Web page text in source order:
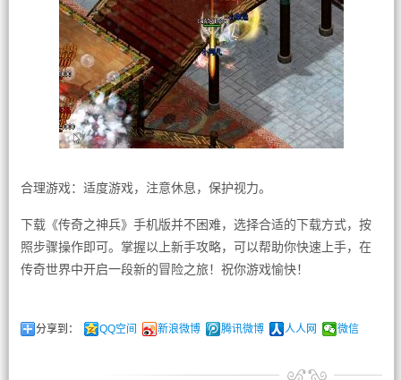
合理游戏：适度游戏，注意休息，保护视力。
下载《传奇之神兵》手机版并不困难，选择合适的下载方式，按
照步骤操作即可。掌握以上新手攻略，可以帮助你快速上手，在
传奇世界中开启一段新的冒险之旅！祝你游戏愉快！
分享到： QQ空间 新浪微博 腾讯微博 人人网 微信